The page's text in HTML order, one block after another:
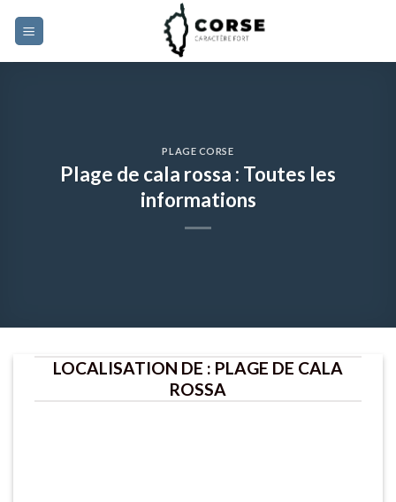
PLAGE CORSE
Plage de cala rossa : Toutes les
informations
LOCALISATION DE : PLAGE DE CALA
ROSSA